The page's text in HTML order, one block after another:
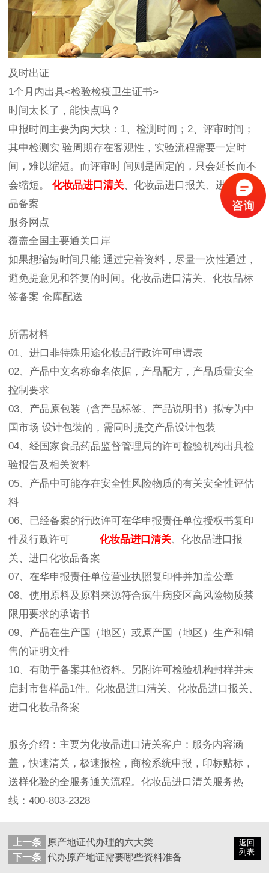
及时出证
1个月内出具<检验检疫卫生证书>
时间太长了，能快点吗？
申报时间主要为两大块：1、检测时间；2、评审时间；
其中检测实 验周期存在客观性，实验流程需要一定时
间，难以缩短。而评审时 间则是固定的，只会延长而不
会缩短。 化妆品进口清关、化妆品进口报关、进口化妆
品备案
服务网点
覆盖全国主要通关口岸
如果想缩短时间只能 通过完善资料，尽量一次性通过，
避免提意见和答复的时间。化妆品进口清关、化妆品标
签备案 仓库配送
所需材料
01、进口非特殊用途化妆品行政许可申请表
02、产品中文名称命名依据，产品配方，产品质量安全
控制要求
03、产品原包装（含产品标签、产品说明书）拟专为中
国市场 设计包装的，需同时提交产品设计包装
04、经国家食品药品监督管理局的许可检验机构出具检
验报告及相关资料
05、产品中可能存在安全性风险物质的有关安全性评估
料
06、已经备案的行政许可在华申报责任单位授权书复印
件及行政许可 化妆品进口清关、化妆品进口报
关、进口化妆品备案
07、在华申报责任单位营业执照复印件并加盖公章
08、使用原料及原料来源符合疯牛病疫区高风险物质禁
限用要求的承诺书
09、产品在生产国（地区）或原产国（地区）生产和销
售的证明文件
10、有助于备案其他资料。另附许可检验机构封样并未
启封市售样品1件。化妆品进口清关、化妆品进口报关、
进口化妆品备案
服务介绍：主要为化妆品进口清关客户：服务内容涵
盖，快速清关，极速报检，商检系统申报，印标贴标，
送样化验的全服务通关流程。化妆品进口清关服务热
线：400-803-2328
返回
列表
上一条
原产地证代办理的六大类
下一条 代办原产地证需要哪些资料准备